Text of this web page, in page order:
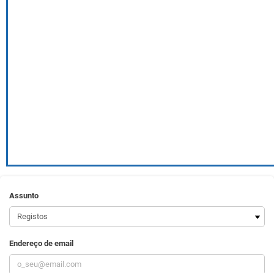
Assunto
Endereço de email